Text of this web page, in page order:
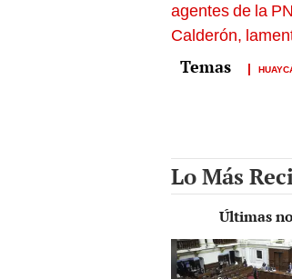
agentes de la
Calderón,
Lo Más
Últimas